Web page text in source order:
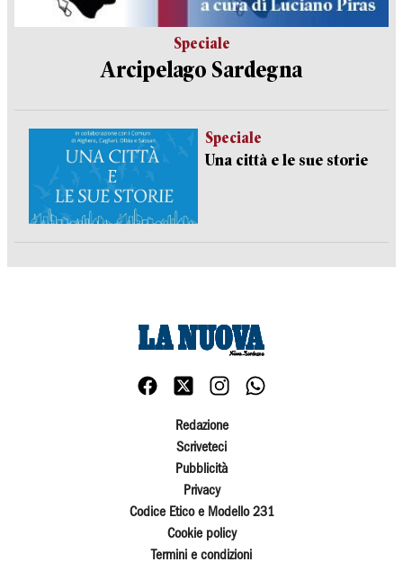
Speciale
Arcipelago Sardegna
Speciale
Una città e le sue storie
Redazione
Scriveteci
Pubblicità
Privacy
Codice Etico e Modello 231
Cookie policy
Termini e condizioni